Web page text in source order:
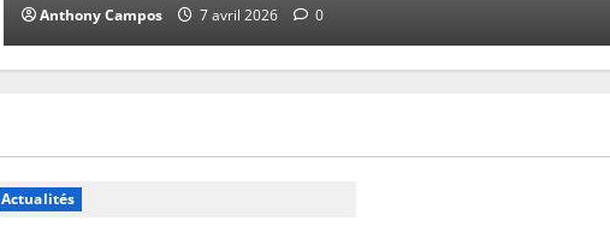
Anthony Campos 7 avril 2026 0
Actualités